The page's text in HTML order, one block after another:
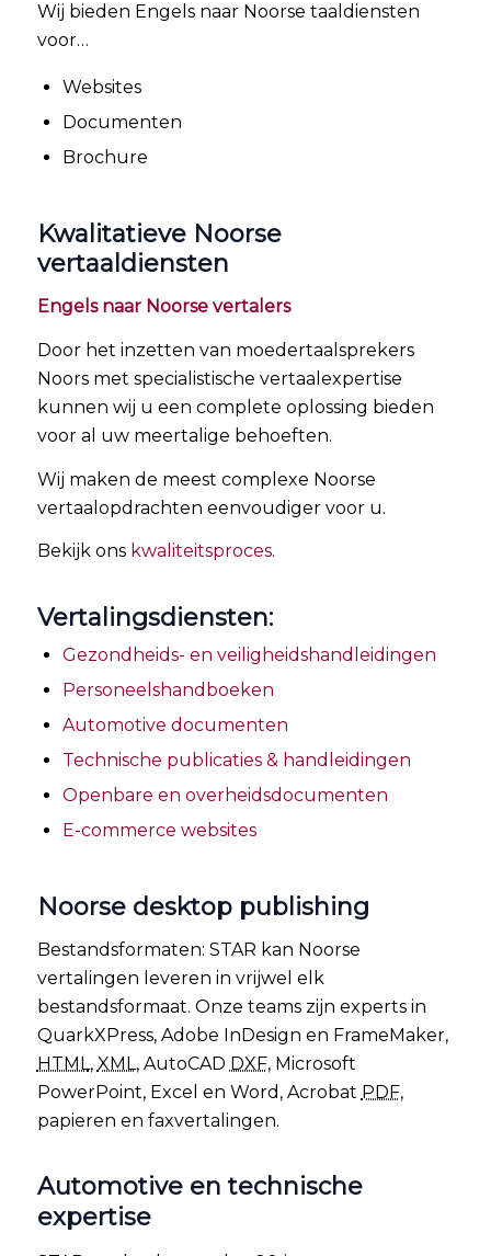
Wij bieden Engels naar Noorse taaldiensten
voor…
Websites
Documenten
Brochure
Kwalitatieve Noorse
vertaaldiensten
Engels naar Noorse vertalers
Door het inzetten van moedertaalsprekers
Noors met specialistische vertaalexpertise
kunnen wij u een complete oplossing bieden
voor al uw meertalige behoeften.
Wij maken de meest complexe Noorse
vertaalopdrachten eenvoudiger voor u.
Bekijk ons kwaliteitsproces.
Vertalingsdiensten:
Gezondheids- en veiligheidshandleidingen
Personeelshandboeken
Automotive documenten
Technische publicaties & handleidingen
Openbare en overheidsdocumenten
E-commerce websites
Noorse desktop publishing
Bestandsformaten: STAR kan Noorse
vertalingen leveren in vrijwel elk
bestandsformaat. Onze teams zijn experts in
QuarkXPress, Adobe InDesign en FrameMaker,
HTML, XML, AutoCAD DXF, Microsoft
PowerPoint, Excel en Word, Acrobat PDF,
papieren en faxvertalingen.
Automotive en technische
expertise